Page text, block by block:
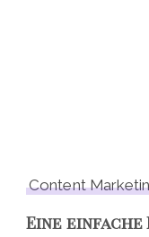
Content
Eine